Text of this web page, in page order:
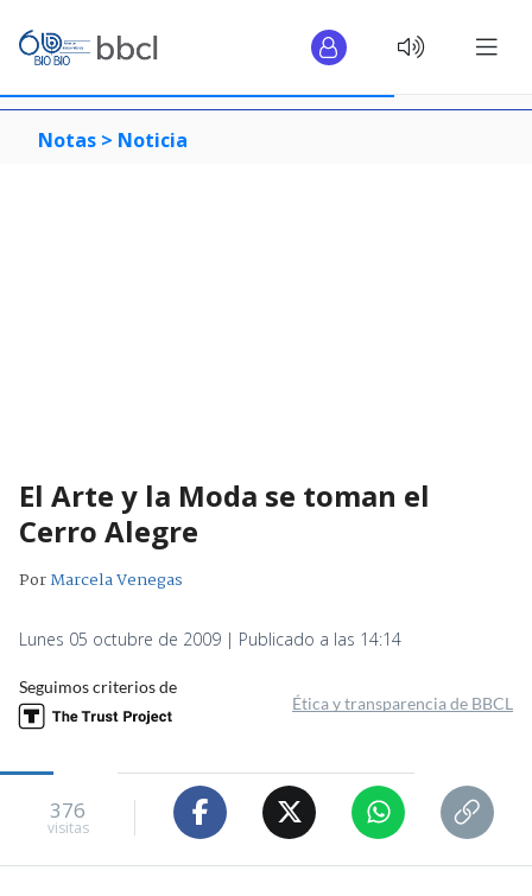
Notas > Noticia
El Arte y la Moda se toman el
Cerro Alegre
PorMarcela Venegas
Lunes 05 octubre de 2009 | Publicado a las 14:14
Seguimos criterios de
Ética y transparencia de BBCL
376
visitas